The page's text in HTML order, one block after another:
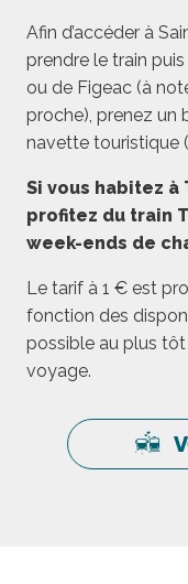
Afin d’accéder à
prendre le train
ou de Figeac (à
proche), prenez un
navette touristique
Si vous habitez
profitez du train
week-ends de
Le tarif à 1 € est
fonction des
possible au plus tôt
voyage.